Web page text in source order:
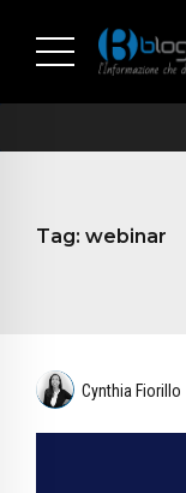
Tag: webinar
Cynthia Fiorillo